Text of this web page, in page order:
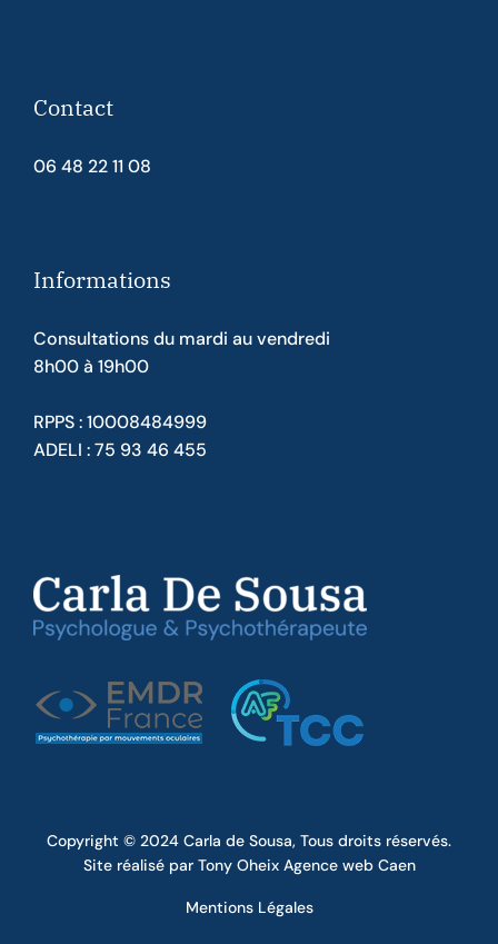
Contact
06 48 22 11 08
Informations
Consultations du mardi au vendredi
8h00 à 19h00
RPPS : 10008484999
ADELI : 75 93 46 455
Copyright © 2024 Carla de Sousa, Tous droits réservés.
Site réalisé par Tony Oheix Agence web Caen
Mentions Légales